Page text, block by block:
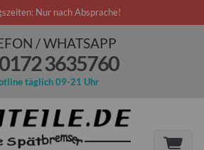
Nur nach Absprache!
/ WHATSAPP
3635760
täglich 09-21 Uhr